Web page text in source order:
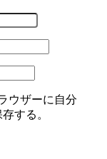
ウザーに自分
する。